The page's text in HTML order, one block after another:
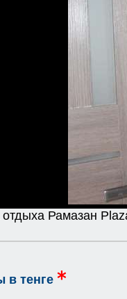
отдыха Рамазан
в тенге